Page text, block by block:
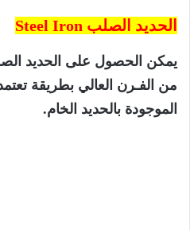
الحديد الصلب
يمكن الحصول على الحديد
من الفـرن العالي بطريقة
الموجودة بالحديد الخام.